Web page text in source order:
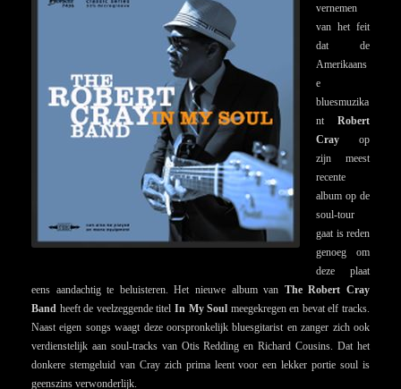
vernemen
van het feit
dat de
Amerikaans
e
bluesmuzika
nt Robert
Cray op
zijn meest
recente
album op de
soul-tour
gaat is reden
genoeg om
deze plaat
eens aandachtig te beluisteren. Het nieuwe album van The Robert Cray
Band heeft de veelzeggende titel In My Soul meegekregen en bevat elf tracks.
Naast eigen songs waagt deze oorspronkelijk bluesgitarist en zanger zich ook
verdienstelijk aan soul-tracks van Otis Redding en Richard Cousins. Dat het
donkere stemgeluid van Cray zich prima leent voor een lekker portie soul is
geenszins verwonderlijk.